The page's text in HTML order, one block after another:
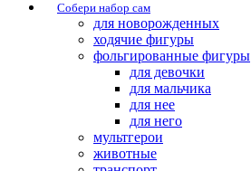
Собери набор сам
для новорожденных
ходячие фигуры
фольгированные фигуры
для девочки
для мальчика
для нее
для него
мультгерои
животные